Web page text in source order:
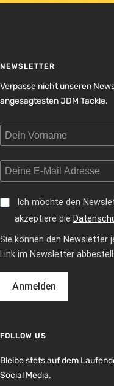
NEWSLETTER
Verpasse nicht unseren
angesagtesten JDM Tackle.
Ich möchte den
akzeptiere die
Sie können den Newsletter
Link im Newsletter
Anmelden
FOLLOW US
Bleibe stets auf dem
Social Media.